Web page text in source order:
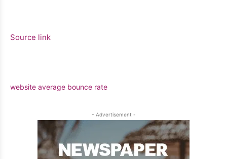
Source link
website average bounce rate
- Advertisement -